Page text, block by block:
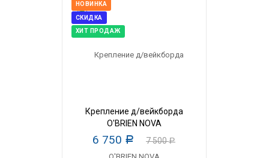
НОВИНКА
СКИДКА
ХИТ ПРОДАЖ
Крепление д/вейкборда
O'BRIEN NOVA
6 750 Р 7 500Р